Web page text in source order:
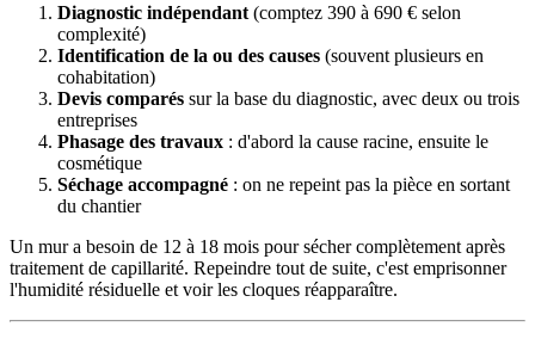
Diagnostic indépendant (comptez 390 à 690 € selon
complexité)
Identification de la ou des causes (souvent plusieurs en
cohabitation)
Devis comparés sur la base du diagnostic, avec deux ou trois
entreprises
Phasage des travaux : d'abord la cause racine, ensuite le
cosmétique
Séchage accompagné : on ne repeint pas la pièce en sortant
du chantier
Un mur a besoin de 12 à 18 mois pour sécher complètement après
traitement de capillarité. Repeindre tout de suite, c'est emprisonner
l'humidité résiduelle et voir les cloques réapparaître.